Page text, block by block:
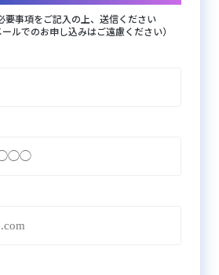
要事項をご記入の上、送信ください
ルでのお申し込みはご遠慮ください）